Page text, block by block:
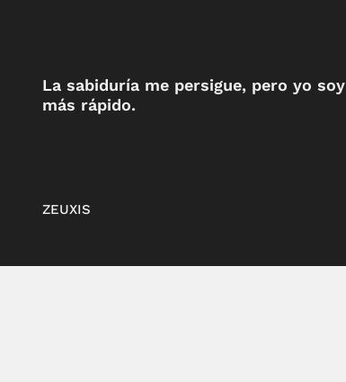
La sabiduría me persigue, pero yo soy
más rápido.
ZEUXIS